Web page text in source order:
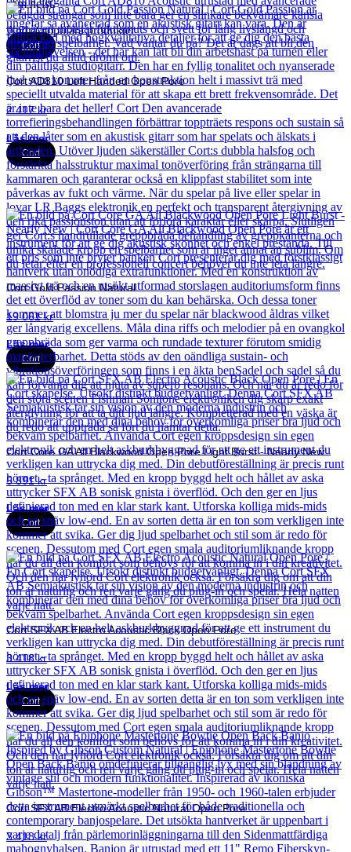
som helst.
Andra populära produkter
Cort
Cort AD810 Left Handed Open Pore
2 417kr
Läs mer
Cort
Cort Gold Passion Natural
19 061kr
Läs mer
Cort
Cort Core GA All Blackwood Open Pore Light Burst - Nearly New
5 891kr
Läs mer
Cort
Cort SFX AB Electro Acoustic Black Open Pore
3 418kr
Läs mer
Cort
Cort SFX AB Electro Acoustic Natural Open Pore
3 418kr